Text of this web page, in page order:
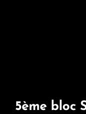
5ème bloc